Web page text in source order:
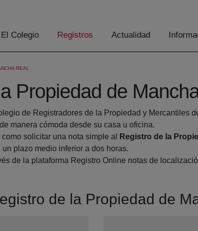
El Colegio Registros Actualidad
REAL
Propiedad de
de Registradores de la Propiedad y Mercantiles
de manera cómoda desde su casa u oficina.
solicitar una nota simple al
Registro de la
plazo medio inferior a dos horas.
de la plataforma Registro Online notas de
de la Propiedad de